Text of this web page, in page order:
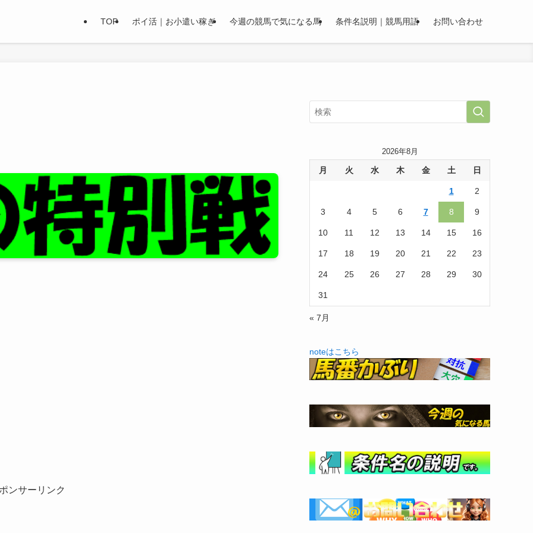
TOP ポイ活｜お小遣い稼ぎ 今週の競馬で気になる馬 条件名説明｜競馬用語 お問い合わせ
ンサーリンク
2026年8月
月 火 水 木 金 土 日
1 2
3 4 5 6 7 8 9
10 11 12 13 14 15 16
17 18 19 20 21 22 23
24 25 26 27 28 29 30
31
« 7月
noteはこちら